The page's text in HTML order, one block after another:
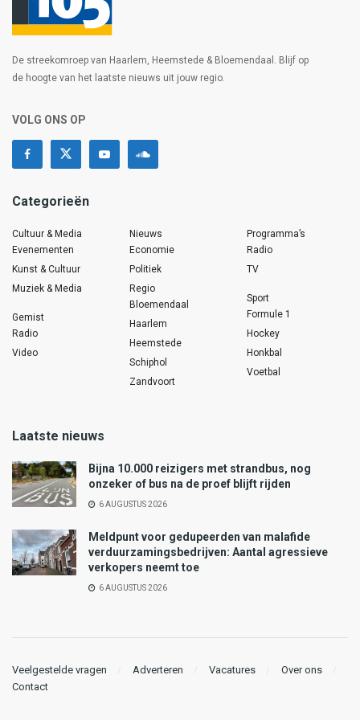
De streekomroep van Haarlem, Heemstede & Bloemendaal. Blijf op
de hoogte van het laatste nieuws uit jouw regio.
VOLG ONS OP
Categorieën
Cultuur & Media
Evenementen
Kunst & Cultuur
Muziek & Media
Gemist
Radio
Video
Nieuws
Economie
Politiek
Regio
Bloemendaal
Haarlem
Heemstede
Schiphol
Zandvoort
Programma’s
Radio
TV
Sport
Formule 1
Hockey
Honkbal
Voetbal
Laatste nieuws
Bijna 10.000 reizigers met strandbus, nog
onzeker of bus na de proef blijft rijden
6 AUGUSTUS 2026
Meldpunt voor gedupeerden van malafide
verduurzamingsbedrijven: Aantal agressieve
verkopers neemt toe
6 AUGUSTUS 2026
Veelgestelde vragen Adverteren Vacatures
Over ons
Contact